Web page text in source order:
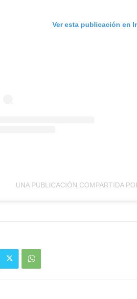
Ver esta publicación en
UNA PUBLICACIÓN COMPARTIDA